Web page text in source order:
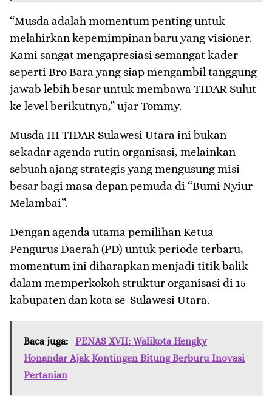
​“Musda adalah momentum penting untuk
melahirkan kepemimpinan baru yang visioner.
Kami sangat mengapresiasi semangat kader
seperti Bro Bara yang siap mengambil tanggung
jawab lebih besar untuk membawa TIDAR Sulut
ke level berikutnya,” ujar Tommy.
​Musda III TIDAR Sulawesi Utara ini bukan
sekadar agenda rutin organisasi, melainkan
sebuah ajang strategis yang mengusung misi
besar bagi masa depan pemuda di “Bumi Nyiur
Melambai”.
Dengan agenda utama pemilihan Ketua
Pengurus Daerah (PD) untuk periode terbaru,
momentum ini diharapkan menjadi titik balik
dalam memperkokoh struktur organisasi di 15
kabupaten dan kota se-Sulawesi Utara.
Baca juga:
PENAS XVII: Walikota Hengky
Honandar Ajak Kontingen Bitung Berburu Inovasi
Pertanian